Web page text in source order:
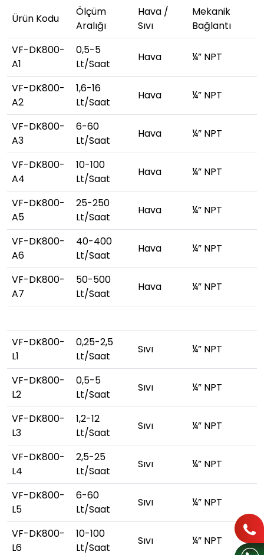
Ürün Kodu
Ölçüm
Aralığı
Hava /
Sıvı
Mekanik
Bağlantı
VF-DK800-
A1
0,5-5
Lt/Saat
Hava ¼” NPT
VF-DK800-
A2
1,6-16
Lt/Saat
Hava ¼” NPT
VF-DK800-
A3
6-60
Lt/Saat
Hava ¼” NPT
VF-DK800-
A4
10-100
Lt/Saat
Hava ¼” NPT
VF-DK800-
A5
25-250
Lt/Saat
Hava ¼” NPT
VF-DK800-
A6
40-400
Lt/Saat
Hava ¼” NPT
VF-DK800-
A7
50-500
Lt/Saat
Hava ¼” NPT
VF-DK800-
L1
0,25-2,5
Lt/Saat
Sıvı ¼” NPT
VF-DK800-
L2
0,5-5
Lt/Saat
Sıvı ¼” NPT
VF-DK800-
L3
1,2-12
Lt/Saat
Sıvı ¼” NPT
VF-DK800-
L4
2,5-25
Lt/Saat
Sıvı ¼” NPT
VF-DK800-
L5
6-60
Lt/Saat
Sıvı ¼” NPT
VF-DK800-
L6
10-100
Lt/Saat
Sıvı ¼” NPT